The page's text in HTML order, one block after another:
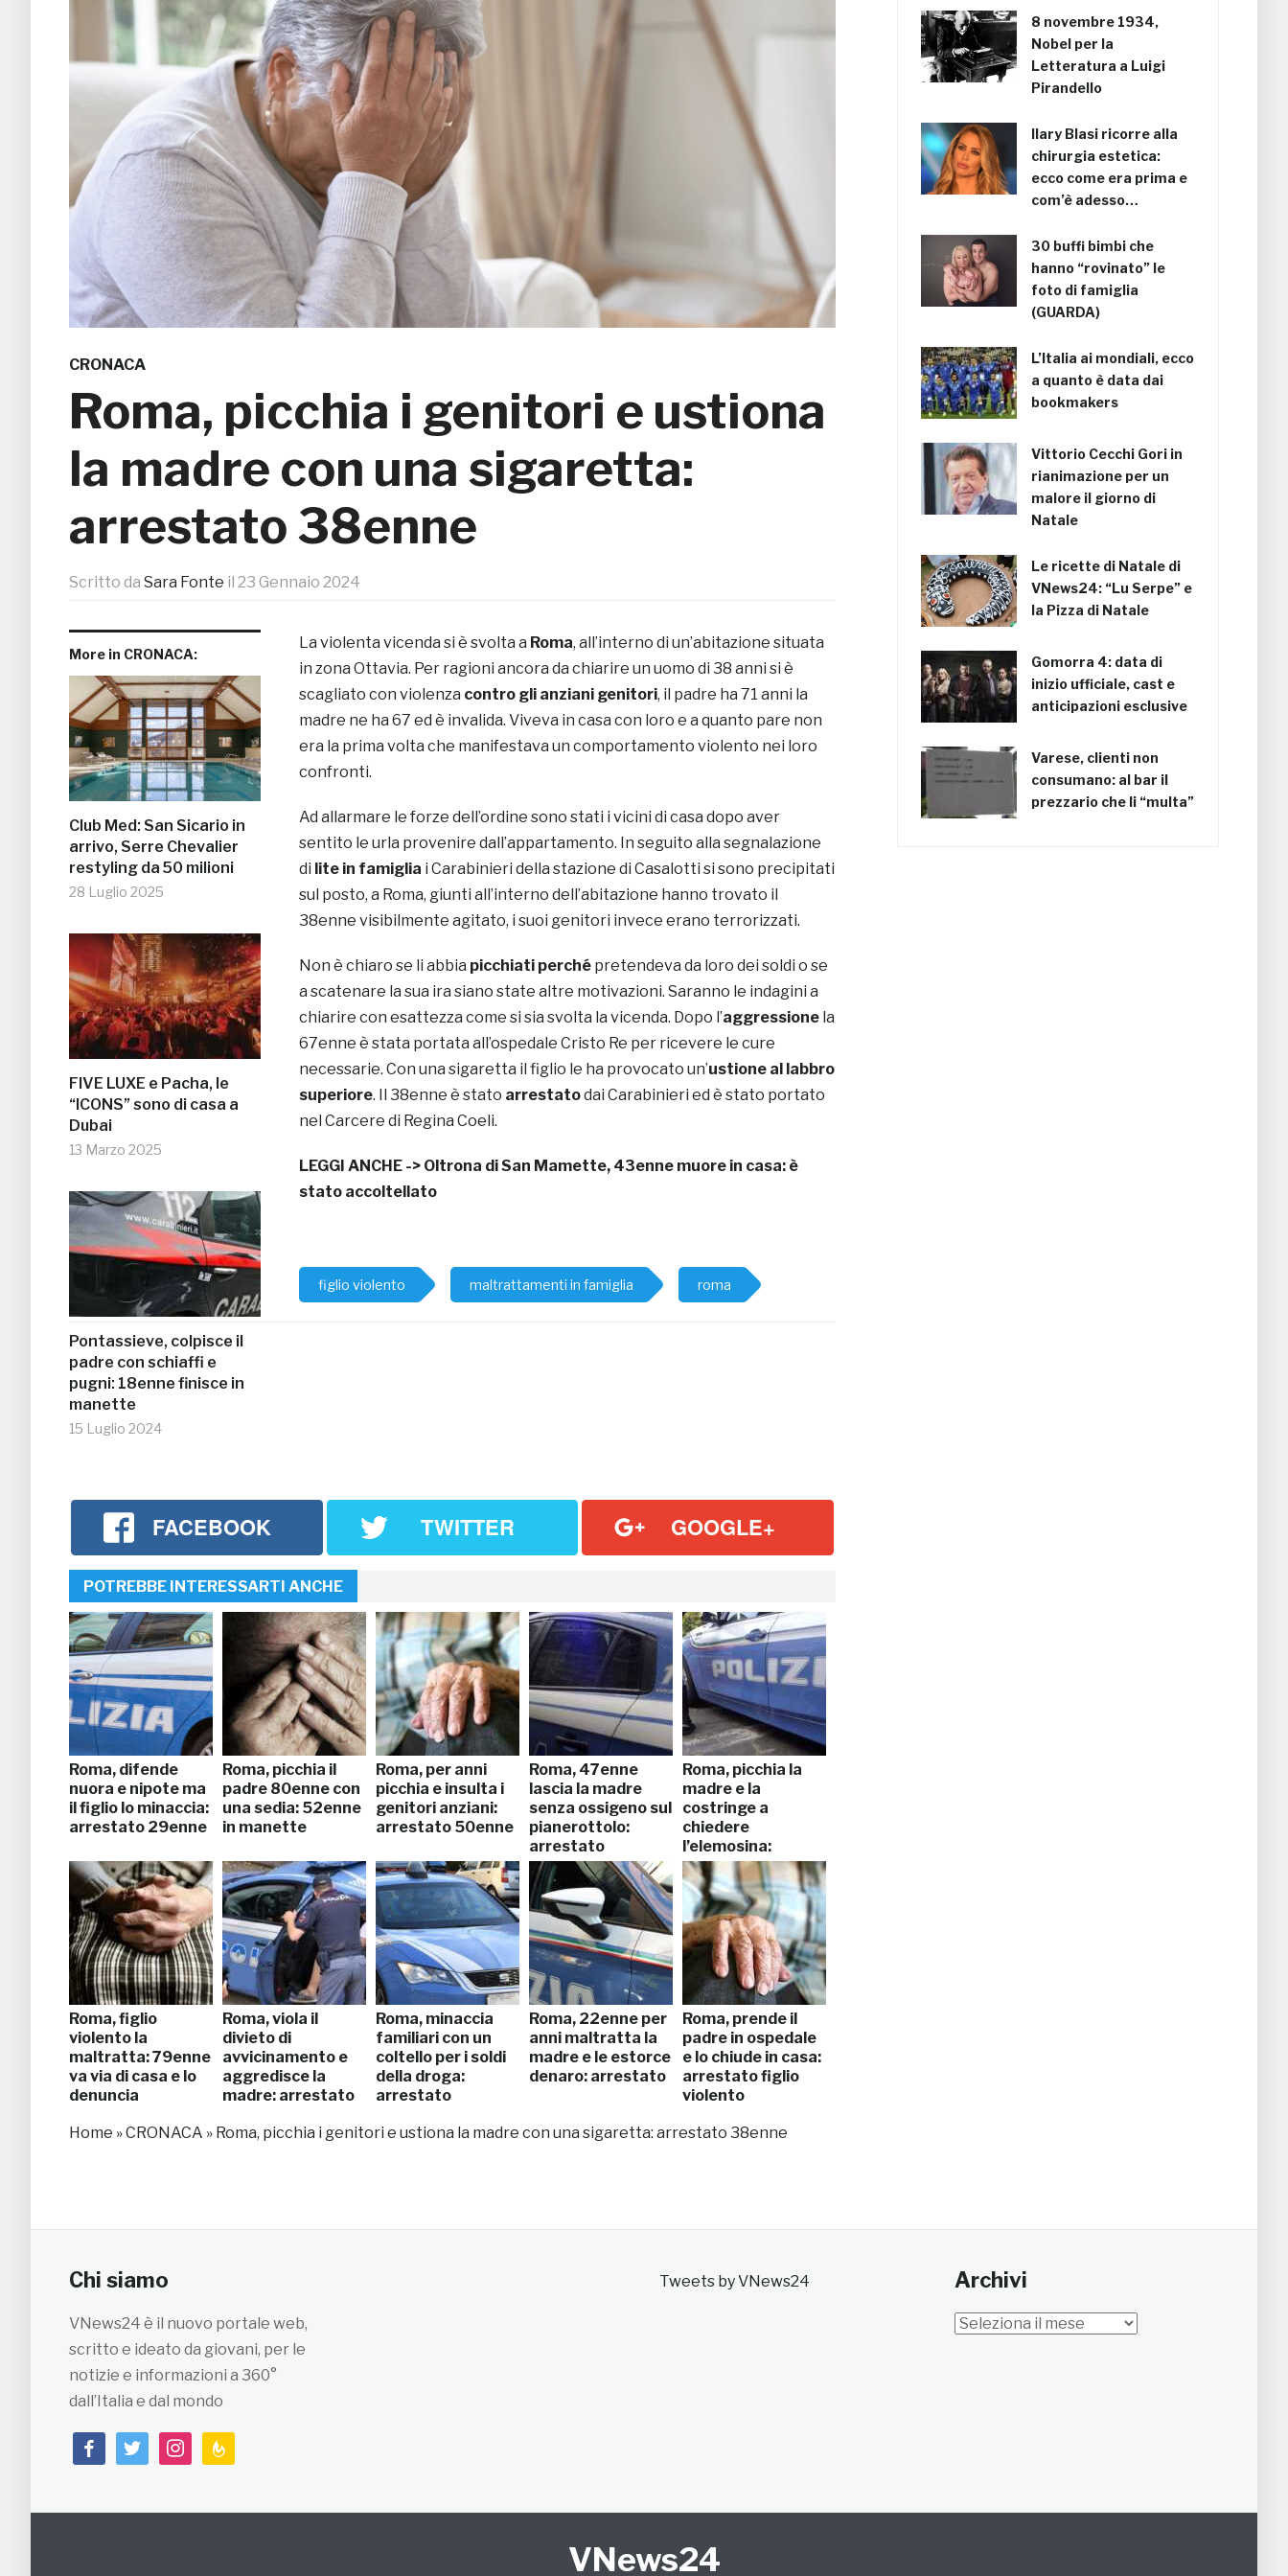
CRONACA
Roma, picchia i genitori e ustiona
la madre con una sigaretta:
arrestato 38enne
Scritto da Sara Fonte il 23 Gennaio 2024
More in CRONACA:
Club Med: San Sicario in
arrivo, Serre Chevalier
restyling da 50 milioni
28 Luglio 2025
FIVE LUXE e Pacha, le
“ICONS” sono di casa a
Dubai
13 Marzo 2025
Pontassieve, colpisce il
padre con schiaffi e
pugni: 18enne finisce in
manette
15 Luglio 2024
La violenta vicenda si è svolta a Roma, all’interno di un’abitazione situata
in zona Ottavia. Per ragioni ancora da chiarire un uomo di 38 anni si è
scagliato con violenza contro gli anziani genitori, il padre ha 71 anni la
madre ne ha 67 ed è invalida. Viveva in casa con loro e a quanto pare non
era la prima volta che manifestava un comportamento violento nei loro
confronti.
Ad allarmare le forze dell’ordine sono stati i vicini di casa dopo aver
sentito le urla provenire dall’appartamento. In seguito alla segnalazione
di lite in famiglia i Carabinieri della stazione di Casalotti si sono precipitati
sul posto, a Roma, giunti all’interno dell’abitazione hanno trovato il
38enne visibilmente agitato, i suoi genitori invece erano terrorizzati.
Non è chiaro se li abbia picchiati perché pretendeva da loro dei soldi o se
a scatenare la sua ira siano state altre motivazioni. Saranno le indagini a
chiarire con esattezza come si sia svolta la vicenda. Dopo l’aggressione la
67enne è stata portata all’ospedale Cristo Re per ricevere le cure
necessarie. Con una sigaretta il figlio le ha provocato un’ustione al labbro
superiore. Il 38enne è stato arrestatodai Carabinieri ed è stato portato
nel Carcere di Regina Coeli.
LEGGI ANCHE -> Oltrona di San Mamette, 43enne muore in casa: è
stato accoltellato
figlio violento maltrattamenti in famiglia roma
FACEBOOK TWITTER GOOGLE+
POTREBBE INTERESSARTI ANCHE
Roma, difende
nuora e nipote ma
il figlio lo minaccia:
arrestato 29enne
Roma, picchia il
padre 80enne con
una sedia: 52enne
in manette
Roma, per anni
picchia e insulta i
genitori anziani:
arrestato 50enne
Roma, 47enne
lascia la madre
senza ossigeno sul
pianerottolo:
arrestato
Roma, picchia la
madre e la
costringe a
chiedere
l’elemosina:
denunciato
Roma, figlio
violento la
maltratta: 79enne
va via di casa e lo
denuncia
Roma, viola il
divieto di
avvicinamento e
aggredisce la
madre: arrestato
Roma, minaccia
familiari con un
coltello per i soldi
della droga:
arrestato
Roma, 22enne per
anni maltratta la
madre e le estorce
denaro: arrestato
Roma, prende il
padre in ospedale
e lo chiude in casa:
arrestato figlio
violento
Home »CRONACA » Roma, picchia i genitori e ustiona la madre con una sigaretta: arrestato 38enne
8 novembre 1934,
Nobel per la
Letteratura a Luigi
Pirandello
Ilary Blasi ricorre alla
chirurgia estetica:
ecco come era prima e
com’è adesso…
30 buffi bimbi che
hanno “rovinato” le
foto di famiglia
(GUARDA)
L’Italia ai mondiali, ecco
a quanto è data dai
bookmakers
Vittorio Cecchi Gori in
rianimazione per un
malore il giorno di
Natale
Le ricette di Natale di
VNews24: “Lu Serpe” e
la Pizza di Natale
Gomorra 4: data di
inizio ufficiale, cast e
anticipazioni esclusive
Varese, clienti non
consumano: al bar il
prezzario che li “multa”
Chi siamo
VNews24 è il nuovo portale web,
scritto e ideato da giovani, per le
notizie e informazioni a 360°
dall’Italia e dal mondo
facebooktwitterinstagramfeedburner
Tweets by VNews24 Archivi
Archivi
VNews24